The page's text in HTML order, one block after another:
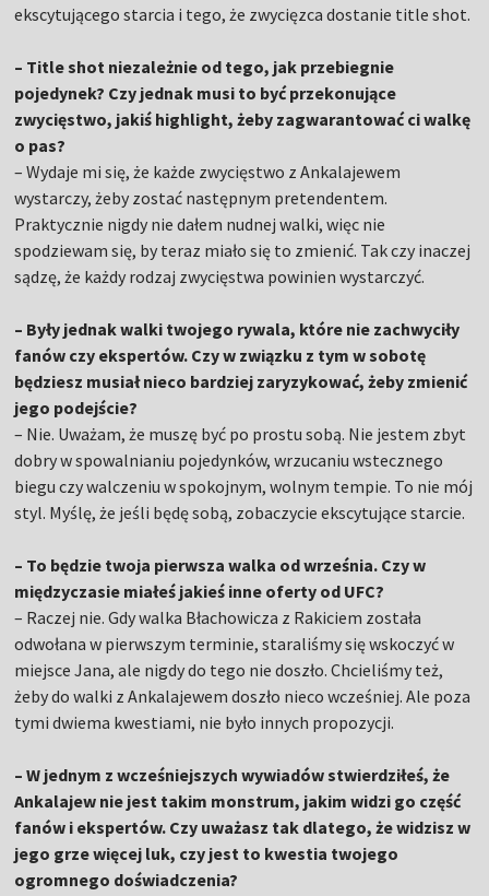
ekscytującego starcia i tego, że zwycięzca dostanie title shot.
– Title shot niezależnie od tego, jak przebiegnie
pojedynek? Czy jednak musi to być przekonujące
zwycięstwo, jakiś highlight, żeby zagwarantować ci walkę
o pas?
– Wydaje mi się, że każde zwycięstwo z Ankalajewem
wystarczy, żeby zostać następnym pretendentem.
Praktycznie nigdy nie dałem nudnej walki, więc nie
spodziewam się, by teraz miało się to zmienić. Tak czy inaczej
sądzę, że każdy rodzaj zwycięstwa powinien wystarczyć.
– Były jednak walki twojego rywala, które nie zachwyciły
fanów czy ekspertów. Czy w związku z tym w sobotę
będziesz musiał nieco bardziej zaryzykować, żeby zmienić
jego podejście?
– Nie. Uważam, że muszę być po prostu sobą. Nie jestem zbyt
dobry w spowalnianiu pojedynków, wrzucaniu wstecznego
biegu czy walczeniu w spokojnym, wolnym tempie. To nie mój
styl. Myślę, że jeśli będę sobą, zobaczycie ekscytujące starcie.
– To będzie twoja pierwsza walka od września. Czy w
międzyczasie miałeś jakieś inne oferty od UFC?
– Raczej nie. Gdy walka Błachowicza z Rakiciem została
odwołana w pierwszym terminie, staraliśmy się wskoczyć w
miejsce Jana, ale nigdy do tego nie doszło. Chcieliśmy też,
żeby do walki z Ankalajewem doszło nieco wcześniej. Ale poza
tymi dwiema kwestiami, nie było innych propozycji.
– W jednym z wcześniejszych wywiadów stwierdziłeś, że
Ankalajew nie jest takim monstrum, jakim widzi go część
fanów i ekspertów. Czy uważasz tak dlatego, że widzisz w
jego grze więcej luk, czy jest to kwestia twojego
ogromnego doświadczenia?